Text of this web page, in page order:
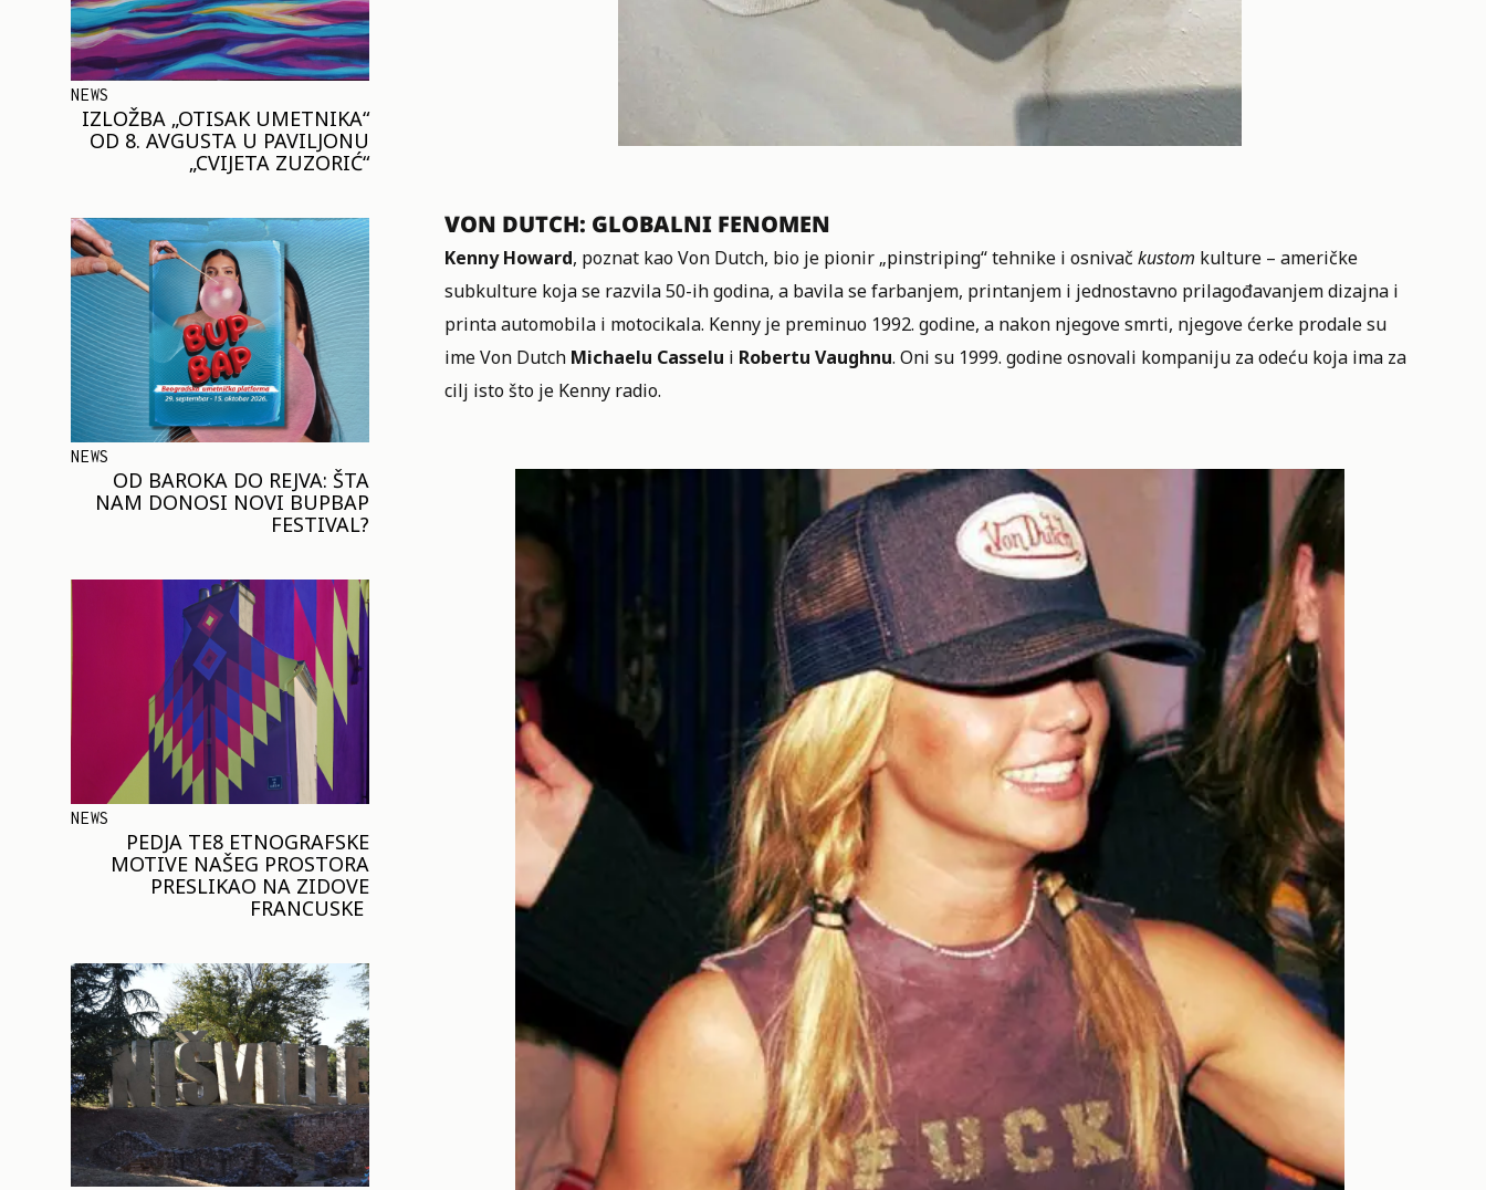
NEWS
IZLOŽBA „OTISAK UMETNIKA“
OD 8. AVGUSTA U PAVILJONU
„CVIJETA ZUZORIĆ“
NEWS
OD BAROKA DO REJVA: ŠTA
NAM DONOSI NOVI BUPBAP
FESTIVAL?
NEWS
PEDJA TE8 ETNOGRAFSKE
MOTIVE NAŠEG PROSTORA
PRESLIKAO NA ZIDOVE
FRANCUSKE
VON DUTCH: GLOBALNI FENOMEN
Kenny Howard, poznat kao Von Dutch, bio je pionir „pinstriping“ tehnike i osnivač kustom kulture – američke
subkulture koja se razvila 50-ih godina, a bavila se farbanjem, printanjem i jednostavno prilagođavanjem dizajna i
printa automobila i motocikala. Kenny je preminuo 1992. godine, a nakon njegove smrti, njegove ćerke prodale su
ime Von Dutch Michaelu Casselu i Robertu Vaughnu. Oni su 1999. godine osnovali kompaniju za odeću koja ima za
cilj isto što je Kenny radio.